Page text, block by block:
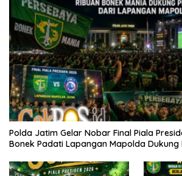
Polda Jatim Gelar Nobar Final Piala
Bonek Padati Lapangan Mapolda Dukung